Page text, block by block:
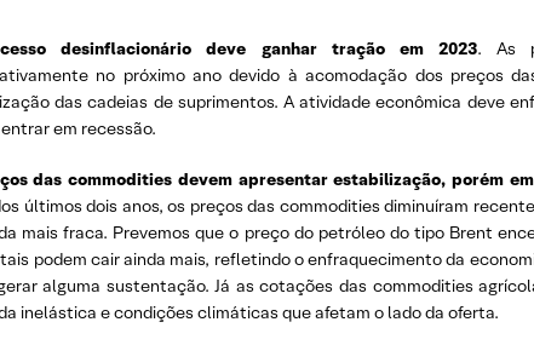
desinflacionário deve ganhar tração em 2023. As
no próximo ano devido à acomodação dos preços
das cadeias de suprimentos. A atividade econômica deve
em recessão.
das commodities devem apresentar estabilização, porém
últimos dois anos, os preços das commodities diminuíram
mais fraca. Prevemos que o preço do petróleo do tipo Brent
podem cair ainda mais, refletindo o enfraquecimento da
alguma sustentação. Já as cotações das commodities
inelástica e condições climáticas que afetam o lado da oferta.